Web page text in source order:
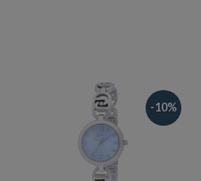
-10%